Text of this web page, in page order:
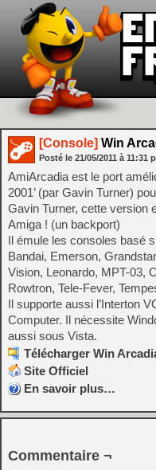
[Console] Win
Posté le 21/05/2011 à 11:31
AmiArcadia est le port
2001’ (par Gavin Turner)
Gavin Turner, cette version
Amiga ! (un backport)
Il émule les consoles basé
Bandai, Emerson,
Vision, Leonardo, MPT-03,
Rowtron, Tele-Fever,
Il supporte aussi l’Interton
Computer. Il nécessite
aussi sous Vista.
Télécharger Win
Site Officiel
En savoir plus…
Commentaire ¬